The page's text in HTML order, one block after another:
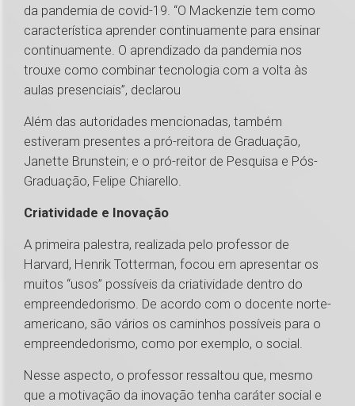
da pandemia de covid-19. “O Mackenzie tem como
característica aprender continuamente para ensinar
continuamente. O aprendizado da pandemia nos
trouxe como combinar tecnologia com a volta às
aulas presenciais”, declarou
Além das autoridades mencionadas, também
estiveram presentes a pró-reitora de Graduação,
Janette Brunstein; e o pró-reitor de Pesquisa e Pós-
Graduação, Felipe Chiarello.
Criatividade e Inovação
A primeira palestra, realizada pelo professor de
Harvard, Henrik Totterman, focou em apresentar os
muitos “usos” possíveis da criatividade dentro do
empreendedorismo. De acordo com o docente norte-
americano, são vários os caminhos possíveis para o
empreendedorismo, como por exemplo, o social.
Nesse aspecto, o professor ressaltou que, mesmo
que a motivação da inovação tenha caráter social e